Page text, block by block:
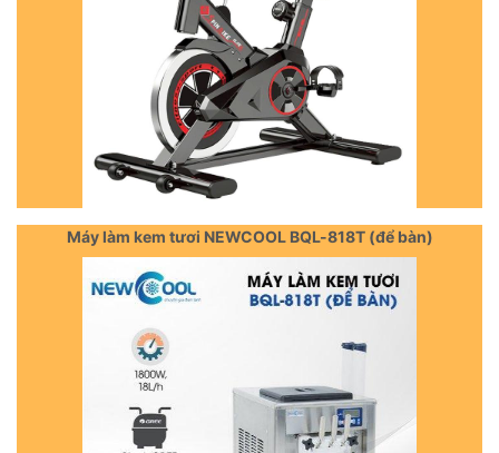
Máy làm kem tươi NEWCOOL BQL-818T (để bàn)